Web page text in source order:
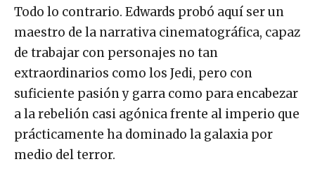
Todo lo contrario. Edwards probó aquí ser un
maestro de la narrativa cinematográfica, capaz
de trabajar con personajes no tan
extraordinarios como los Jedi, pero con
suficiente pasión y garra como para encabezar
a la rebelión casi agónica frente al imperio que
prácticamente ha dominado la galaxia por
medio del terror.